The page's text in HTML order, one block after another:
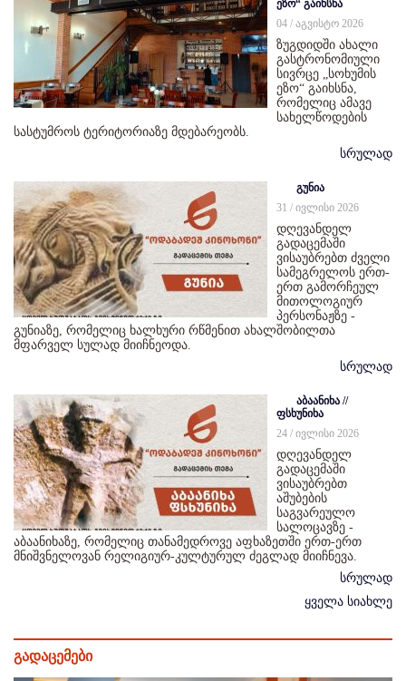
ეზო“ გაიხსნა
04 / აგვისტო 2026
ზუგდიდში ახალი
გასტრონომიული
სივრცე „სოხუმის
ეზო“ გაიხსნა,
რომელიც ამავე
სახელწოდების
სასტუმროს ტერიტორიაზე მდებარეობს.
სრულად
გუნია
31 / ივლისი 2026
დღევანდელ
გადაცემაში
ვისაუბრებთ ძველი
სამეგრელოს ერთ-
ერთ გამორჩეულ
მითოლოგიურ
პერსონაჟზე -
გუნიაზე, რომელიც ხალხური რწმენით ახალშობილთა
მფარველ სულად მიიჩნეოდა.
სრულად
აბაანიხა //
ფსხუნიხა
24 / ივლისი 2026
დღევანდელ
გადაცემაში
ვისაუბრებთ
აშუბების
საგვარეულო
სალოცავზე -
აბაანიხაზე, რომელიც თანამედროვე აფხაზეთში ერთ-ერთ
მნიშვნელოვან რელიგიურ-კულტურულ ძეგლად მიიჩნევა.
სრულად
ყველა სიახლე
გადაცემები